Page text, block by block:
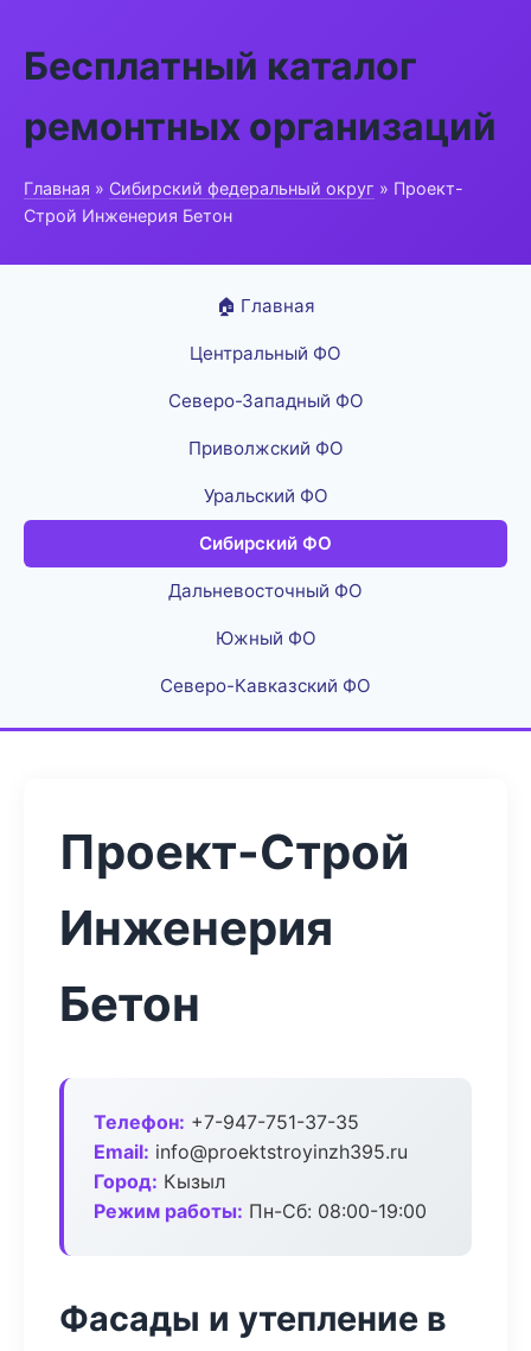
Бесплатный каталог
ремонтных организаций
Главная » Сибирский федеральный округ » Проект-
Строй Инженерия Бетон
🏠 Главная
Центральный ФО
Северо-Западный ФО
Приволжский ФО
Уральский ФО
Сибирский ФО
Дальневосточный ФО
Южный ФО
Северо-Кавказский ФО
Проект-Строй
Инженерия
Бетон
Телефон: +7-947-751-37-35
Email: info@proektstroyinzh395.ru
Город: Кызыл
Режим работы: Пн-Сб: 08:00-19:00
Фасады и утепление в